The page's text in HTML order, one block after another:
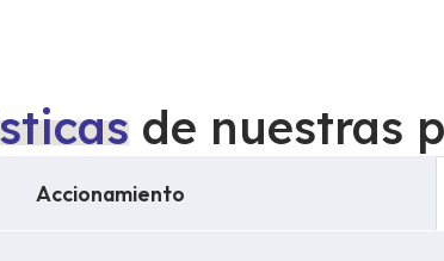
de nuestras
Accionamiento